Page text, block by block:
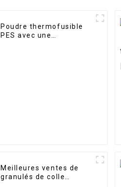
Poudre thermofusible
PES avec une
Meilleures ventes de
granulés de colle